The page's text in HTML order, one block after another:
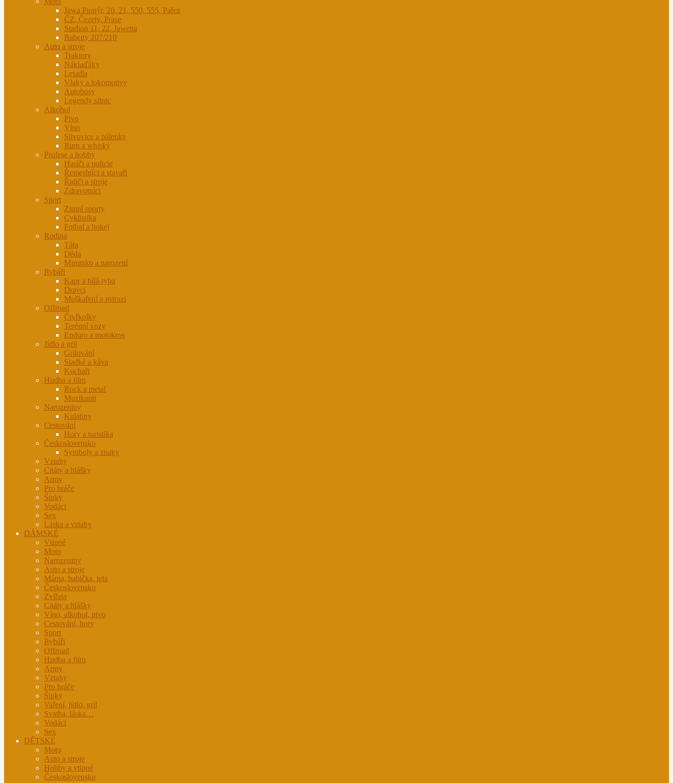
Jawa Pionýr, 20, 21, 550, 555, Pařez
ČZ, Čezety, Prase
Stadion 11, 22, Jawetta
Babetty 207/210
Auto a stroje
Traktory
Náklaďáky
Letadla
Vlaky a lokomotivy
Autobusy
Legendy silnic
Alkohol
Pivo
Víno
Slivovice a pálenky
Rum a whisky
Profese a hobby
Hasiči a policie
Řemeslníci a stavaři
Řidiči a stroje
Zdravotníci
Sport
Zimní sporty
Cyklistika
Fotbal a hokej
Rodina
Táta
Děda
Miminko a narození
Rybáři
Kapr a bílá ryba
Dravci
Muškaření a pstruzi
Offroad
Čtyřkolky
Terénní vozy
Enduro a motokros
Jídlo a gril
Grilování
Sladké a káva
Kuchaři
Hudba a film
Rock a metal
Muzikanti
Narozeniny
Kulatiny
Cestování
Hory a turistika
Československo
Symboly a znaky
Vztahy
Citáty a hlášky
Army
Pro hráče
Šipky
Vodáci
Sex
Láska a vztahy
DÁMSKÉ
Vtipné
Moto
Narozeniny
Auto a stroje
Máma, babička, teta
Československo
Zvířata
Citáty a hlášky
Víno, alkohol, pivo
Cestování, hory
Sport
Rybáři
Offroad
Hudba a film
Army
Vztahy
Pro hráče
Šipky
Vaření, jídlo, gril
Svatba, láska…
Vodáci
Sex
DĚTSKÉ
Moto
Auto a stroje
Hobby a vtipné
Československo